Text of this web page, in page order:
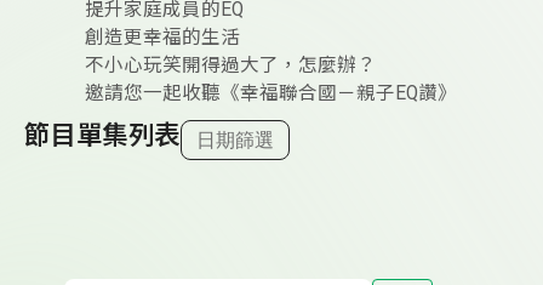
提升家庭成員的EQ
創造更幸福的生活
不小心玩笑開得過大了，怎麼辦？
邀請您一起收聽《幸福聯合國－親子EQ讚》
節目單集列表 日期篩選